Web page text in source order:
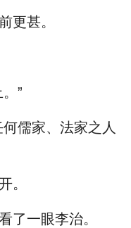
更甚。
”
儒家、法家之人
。
了一眼李治。